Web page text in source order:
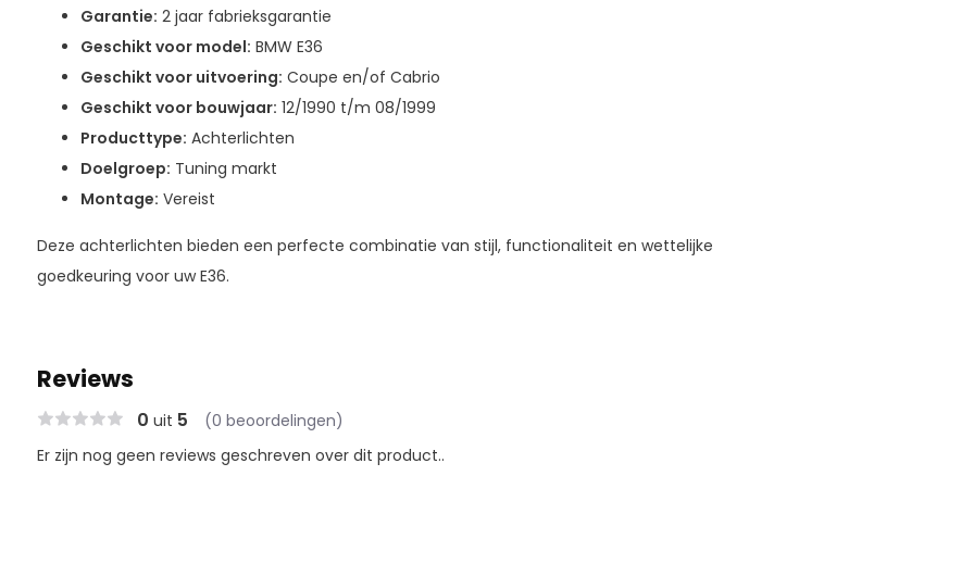
Garantie: 2 jaar fabrieksgarantie
Geschikt voor model: BMW E36
Geschikt voor uitvoering: Coupe en/of Cabrio
Geschikt voor bouwjaar: 12/1990 t/m 08/1999
Producttype: Achterlichten
Doelgroep: Tuning markt
Montage: Vereist
Deze achterlichten bieden een perfecte combinatie van stijl, functionaliteit en wettelijke
goedkeuring voor uw E36.
Reviews
0 uit 5 (0 beoordelingen)
Er zijn nog geen reviews geschreven over dit product..